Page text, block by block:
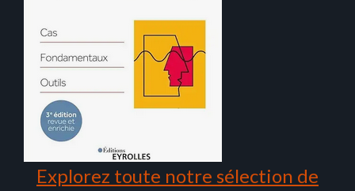
Explorez toute notre sélection de